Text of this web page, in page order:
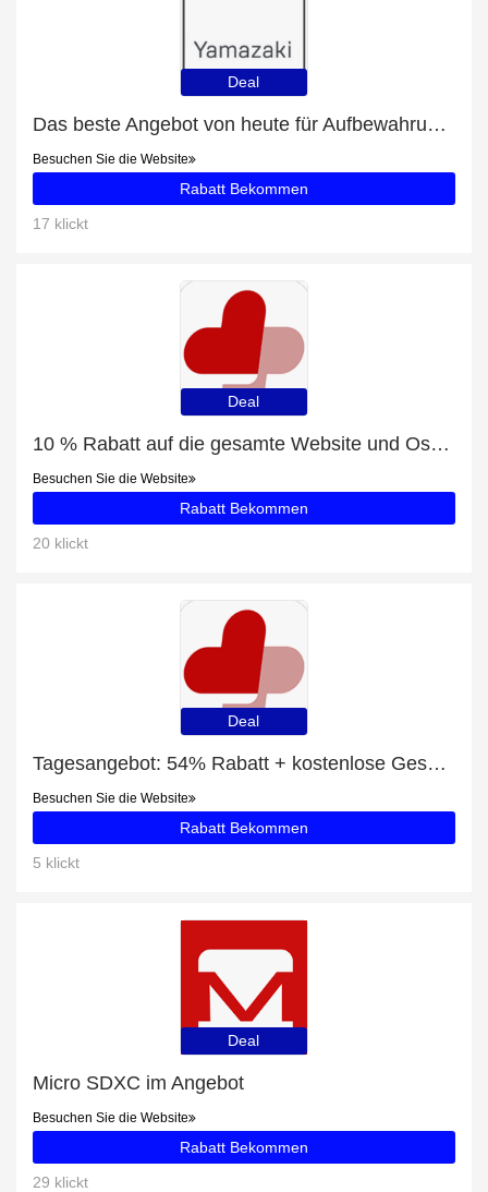
Deal
Das beste Angebot von heute für Aufbewahrungsbehälter Für Make-Up - bis zu 12% Rabatt
Besuchen Sie die Website
Rabatt Bekommen
17 klickt
Deal
10 % Rabatt auf die gesamte Website und Osanit Globuli zuckerfrei mit 9% Rabatt
Besuchen Sie die Website
Rabatt Bekommen
20 klickt
Deal
Tagesangebot: 54% Rabatt + kostenlose Geschenke und Vitamin B2 Rabatt
Besuchen Sie die Website
Rabatt Bekommen
5 klickt
Deal
Micro SDXC im Angebot
Besuchen Sie die Website
Rabatt Bekommen
29 klickt